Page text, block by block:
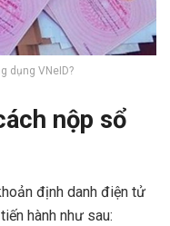
dụng VNeID?
nộp sổ
định danh điện tử
hành như sau: